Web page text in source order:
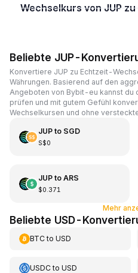
Wechselkurs von JUP zu
Beliebte JUP-
Konvertiere JUP zu Echtzeit-
Währungen. Basierend auf den
Angeboten von Bybit-eu kannst du
prüfen und mit gutem Gefühl
Wechselkursen und ohne
JUPto SGD
S$0
JUPto ARS
$0.371
Mehr
Beliebte USD-
BTCto USD
USDCto USD